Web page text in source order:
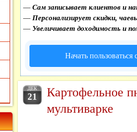
—Сам записывает клиентов и
— Персонализирует скидки,
— Увеличивает доходимость и
Начать пользоваться
ДЕК
21
Картофельное
мультиварке